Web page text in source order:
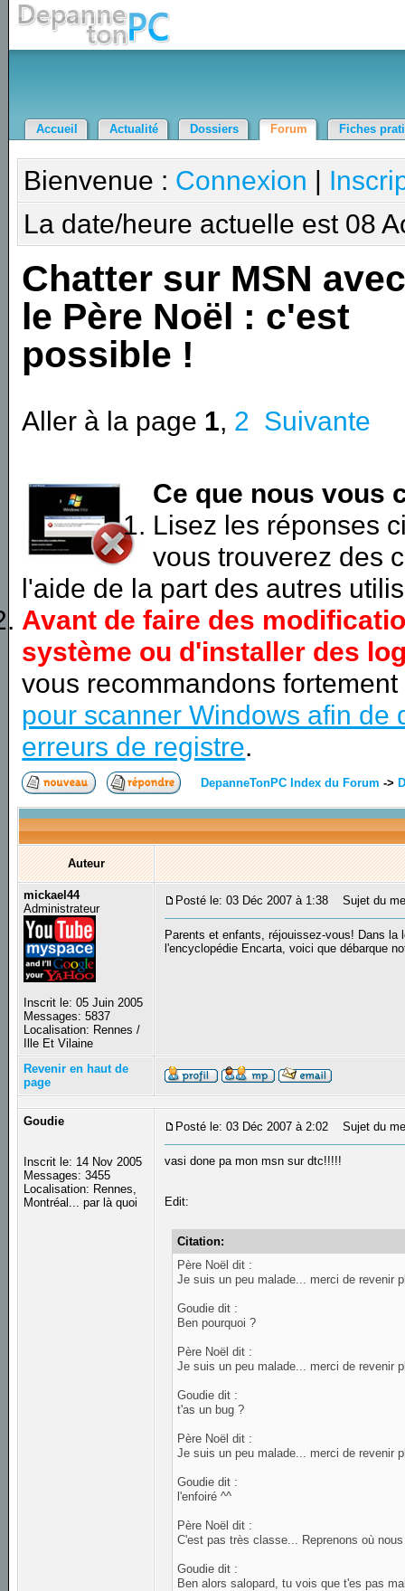
Accueil Actualité Dossiers Forum Fiches
Bienvenue : Connexion |
La date/heure actuelle est 08
Chatter sur MSN
le Père Noël : c'est
possible !
Aller à la page 1, 2 Suivante
Ce que nous vous
Lisez les réponses
vous trouverez des
l'aide de la part des autres
Avant de faire des
système ou d'installer des
vous recommandons
pour scanner Windows afin de
erreurs de registre.
DepanneTonPC Index du Forum ->
Auteur
mickael44
Administrateur
Inscrit le: 05 Juin 2005
Messages: 5837
Localisation: Rennes /
Ille Et Vilaine
Posté le: 03 Déc 2007 à 1:38 Sujet du
Parents et enfants, réjouissez-vous! Dans la
l'encyclopédie Encarta, voici que débarque
Revenir en haut de
page
Goudie
Inscrit le: 14 Nov 2005
Messages: 3455
Localisation: Rennes,
Montréal... par là quoi
Posté le: 03 Déc 2007 à 2:02 Sujet du
vasi done pa mon msn sur dtc!!!!!
Edit:
Citation:
Père Noël dit :
Je suis un peu malade... merci de revenir
Goudie dit :
Ben pourquoi ?
Père Noël dit :
Je suis un peu malade... merci de revenir
Goudie dit :
t'as un bug ?
Père Noël dit :
Je suis un peu malade... merci de revenir
Goudie dit :
l'enfoiré ^^
Père Noël dit :
C'est pas très classe... Reprenons où
Goudie dit :
Ben alors salopard, tu vois que t'es pas